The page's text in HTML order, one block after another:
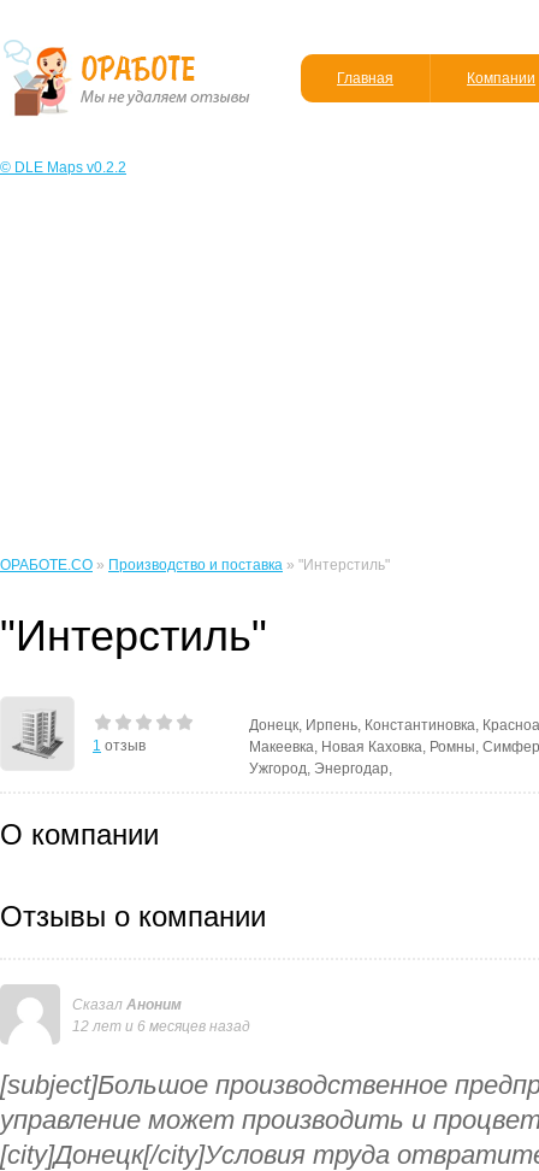
Главная Компании
© DLE Maps v0.2.2
ОРАБОТЕ.CO » Производство и поставка » "Интерстиль"
"Интерстиль"
1 отзыв
Донецк, Ирпень, Константиновка,
Макеевка, Новая Каховка, Ромны,
Ужгород, Энергодар,
О компании
Отзывы о компании
Сказал Аноним
12 лет и 6 месяцев назад
[subject]Большое производственное
управление может производить и
[city]Донецк[/city]Условия труда